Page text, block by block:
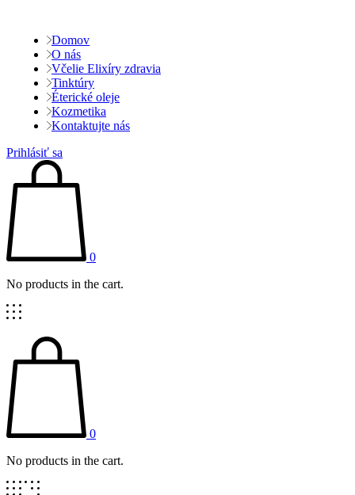
Domov
O nás
Včelie Elixíry zdravia
Tinktúry
Éterické oleje
Kozmetika
Kontaktujte nás
Prihlásiť sa
0
No products in the cart.
0
No products in the cart.